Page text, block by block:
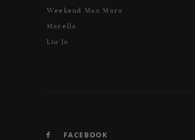
Weekend Max Mara
Marella
Liu Jo
FACEBOOK